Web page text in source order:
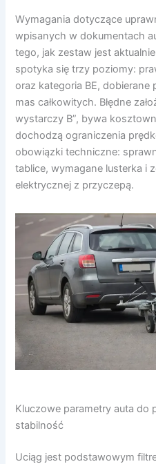
Wymagania dotyczące
wpisanych w dokumentach
tego, jak zestaw jest
spotyka się trzy poziomy:
oraz kategoria BE,
mas całkowitych. Błędne
wystarczy B”, bywa
dochodzą ograniczenia
obowiązki techniczne:
tablice, wymagane lusterka i
elektrycznej z przyczepą.
Kluczowe parametry auta do
stabilność
Uciąg jest podstawowym